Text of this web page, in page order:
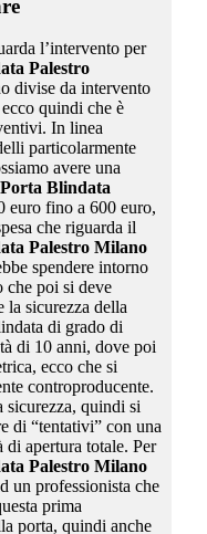
l’intervento per
Palestro
divise da intervento
quindi che è
In linea
particolarmente
avere una
Blindata
euro fino a 600 euro,
che riguarda il
Palestro Milano
spendere intorno
che poi si deve
la sicurezza della
di grado di
di 10 anni, dove poi
ecco che si
controproducente.
sicurezza, quindi si
di “tentativi” con una
apertura totale. Per
Palestro Milano
un professionista che
prima
porta, quindi anche